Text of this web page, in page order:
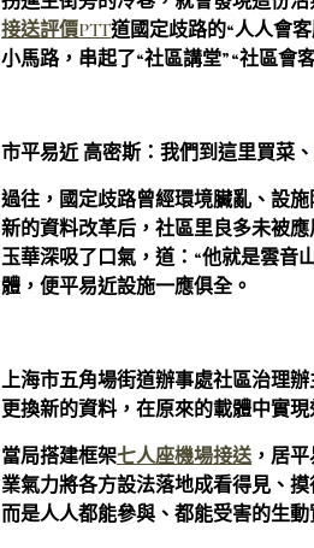
接送評價PTT道國定歧路的“人人會
小馬路，串起了“社區講堂”“社區會
市平易近 高密斯： 我們到這里買菜、
過往，國定歧路曾經環境臟亂、設
新的資料改革后，社區里良多未被
玉華深吸了口氣，道：“他就是雲音
體，便平易近設施一應俱全。
上海市五角場街道辦事處社區治理辦
更換新的資料，在原來的載體中實現
當局搭建框架七人座機場接送，居
業氣力將各方設法落地成看得見、
而是人人都能參與、都能受害的生動